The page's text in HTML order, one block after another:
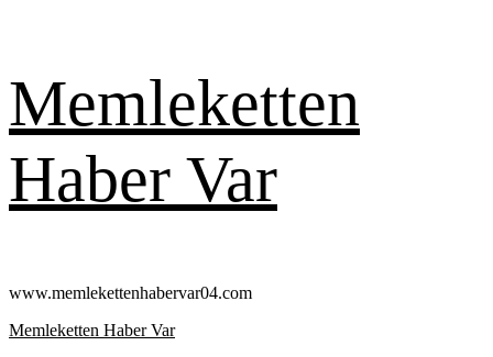
to
content
Memleketten
Haber Var
www.memlekettenhabervar04.com
Primary
Memleketten Haber Var